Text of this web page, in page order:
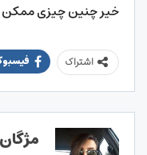
خیر چنین چیزی
اشتراک